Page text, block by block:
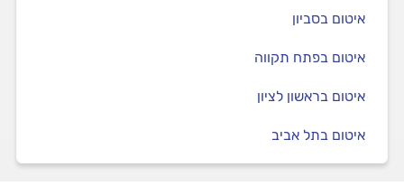
איטום בסביון
איטום בפתח תקווה
איטום בראשון לציון
איטום בתל אביב